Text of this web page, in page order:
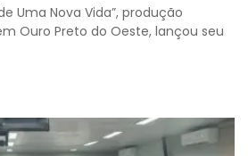
Uma Nova Vida”, produção
Ouro Preto do Oeste, lançou seu